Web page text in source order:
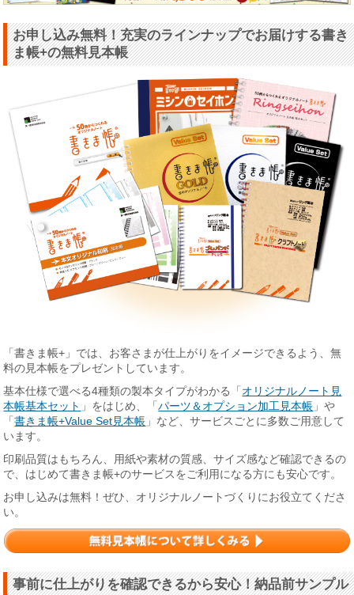
お申し込み無料！充実のラインナップでお届けする書き
ま帳+の無料見本帳
「書きま帳+」では、お客さまが仕上がりをイメージできるよう、無
料の見本帳をプレゼントしています。
基本仕様で選べる4種類の製本タイプがわかる「 オリジナルノート見
本帳基本セット 」をはじめ、「パーツ＆オプション加工見本帳 」や
「書きま帳+Value Set見本帳 」など、サービスごとに多数ご用意して
います。
印刷品質はもちろん、用紙や素材の質感、サイズ感など確認できるの
で、はじめて書きま帳+のサービスをご利用になる方にも安心です。
お申し込みは無料！ぜひ、オリジナルノートづくりにお役立てくださ
い。
事前に仕上がりを確認できるから安心！納品前サンプル